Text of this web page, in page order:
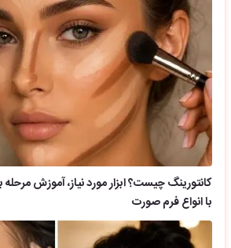
کانتورینگ چیست؟ ابزار مورد نیاز، آموزش
با انواع فرم صورت